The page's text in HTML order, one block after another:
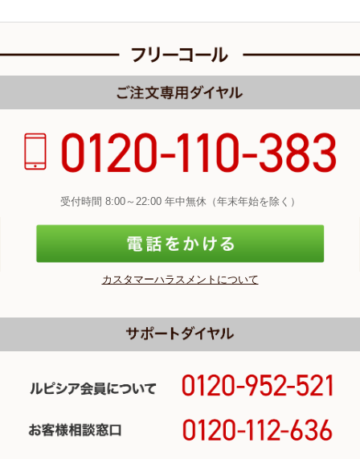
受付時間 8:00～22:00 年中無休（年末年始を除く）
カスタマーハラスメントについて